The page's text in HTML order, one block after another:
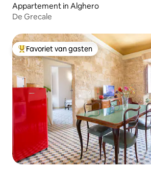
Appartement in Alghero
De Grecale
Topfavoriet van gasten
Favoriet van gasten